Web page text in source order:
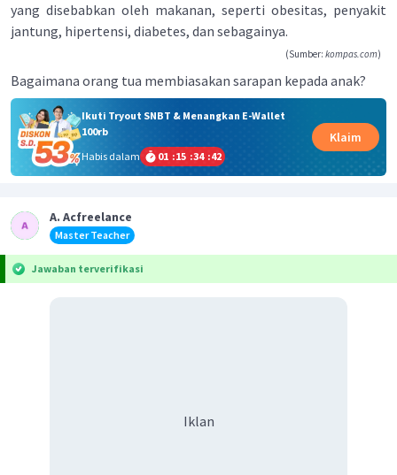
yang disebabkan oleh makanan, seperti obesitas, penyakit
jantung, hipertensi, diabetes, dan sebagainya.
(Sumber: kompas.com)
Bagaimana orang tua membiasakan sarapan kepada anak?
Ikuti Tryout SNBT & Menangkan E-Wallet
100rb
Habis dalam
01 :15 :34 :41
Klaim
A. Acfreelance
Master Teacher
Jawaban terverifikasi
Iklan